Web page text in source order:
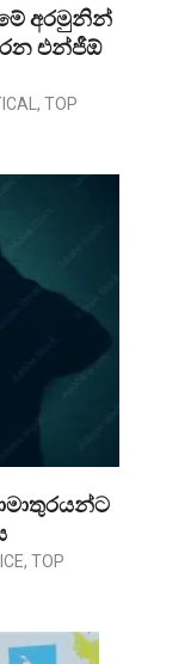
අරමුනින්
එන්ජීඕ
, TOP
, TOP